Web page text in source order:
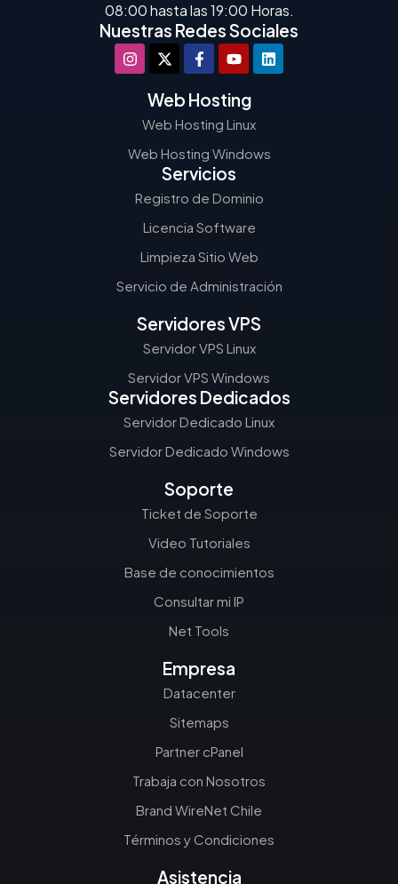
08:00 hasta las 19:00 Horas.
Nuestras Redes Sociales
Web Hosting
Web Hosting Linux
Web Hosting Windows
Servicios
Registro de Dominio
Licencia Software
Limpieza Sitio Web
Servicio de Administración
Servidores VPS
Servidor VPS Linux
Servidor VPS Windows
Servidores Dedicados
Servidor Dedicado Linux
Servidor Dedicado Windows
Soporte
Ticket de Soporte
Video Tutoriales
Base de conocimientos
Consultar mi IP
Net Tools
Empresa
Datacenter
Sitemaps
Partner cPanel
Trabaja con Nosotros
Brand WireNet Chile
Términos y Condiciones
Asistencia